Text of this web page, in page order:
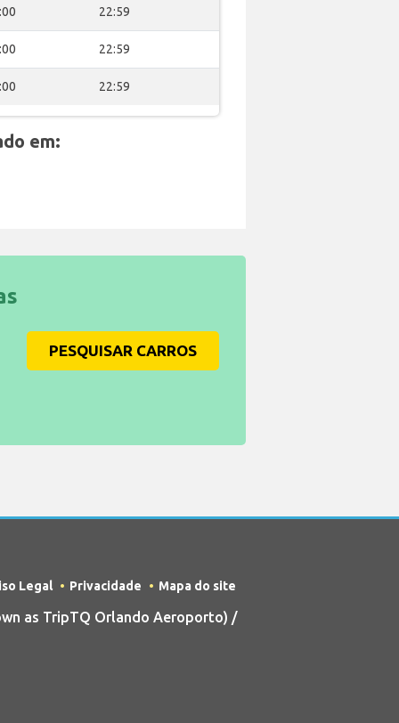
22:59
22:59
22:59
em:
PESQUISAR CARROS
Legal Privacidade Mapa do site
as TripTQ Orlando Aeroporto) /